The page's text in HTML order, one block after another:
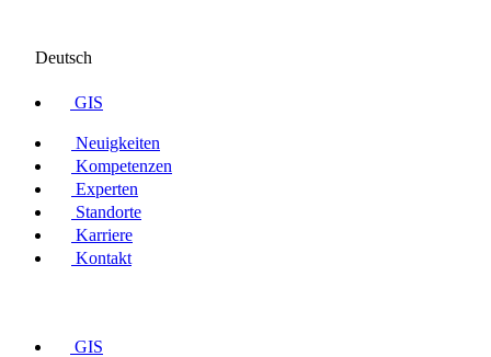
Deutsch
GIS
Neuigkeiten
Kompetenzen
Experten
Standorte
Karriere
Kontakt
GIS